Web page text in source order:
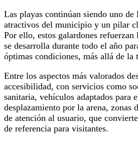
Las playas continúan siendo uno de
atractivos del municipio y un pilar
Por ello, estos galardones refuerzan
se desarrolla durante todo el año
óptimas condiciones, más allá de la
Entre los aspectos más valorados
accesibilidad, con servicios como
sanitaria, vehículos adaptados para
desplazamiento por la arena, zonas
de atención al usuario, que
de referencia para visitantes.